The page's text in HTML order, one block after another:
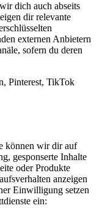
dich auch abseits
dir relevante
externen Anbietern
sofern du deren
Pinterest, TikTok
können wir dir auf
gesponserte Inhalte
oder Produkte
anzeigen
Einwilligung setzen
ein: